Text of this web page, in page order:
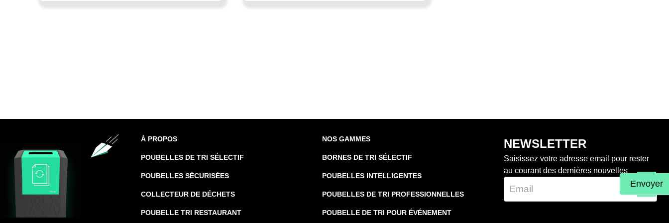
À PROPOS NOS GAMMES
POUBELLES DE TRI SÉLECTIF BORNES DE TRI SÉLECTIF
POUBELLES SÉCURISÉES POUBELLES INTELLIGENTES
COLLECTEUR DE DÉCHETS POUBELLES DE TRI PROFESSIONNELLES
POUBELLE TRI RESTAURANT POUBELLE DE TRI POUR ÉVÉNEMENT
NEWSLETTER
Saisissez votre adresse email pour rester
au courant des dernières nouvelles
Envoyer